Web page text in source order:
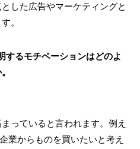
した広告やマーケティングと
。
るモチベーションはどのよ
っていると言われます。例え
業からものを買いたいと考え